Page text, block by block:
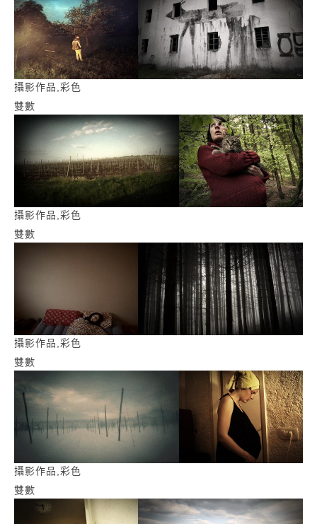
攝影作品,彩色
雙數
攝影作品,彩色
雙數
攝影作品,彩色
雙數
攝影作品,彩色
雙數